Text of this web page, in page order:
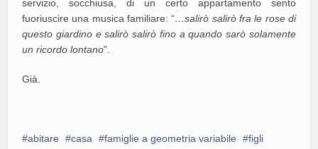
servizio, socchiusa, di un certo appartamento sento
fuoriuscire una musica familiare: “…salirò salirò fra le rose di
questo giardino e salirò salirò fino a quando sarò solamente
un ricordo lontano”.
Già.
abitare casa famiglie a geometria variabile figli